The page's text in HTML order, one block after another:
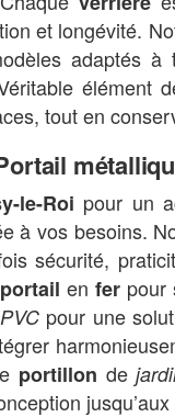
et longévité.
adaptés à
élément
tout en
le-Roi pour un
à vos besoins.
sécurité,
portail enfer pour
PVC pour une
portillon de